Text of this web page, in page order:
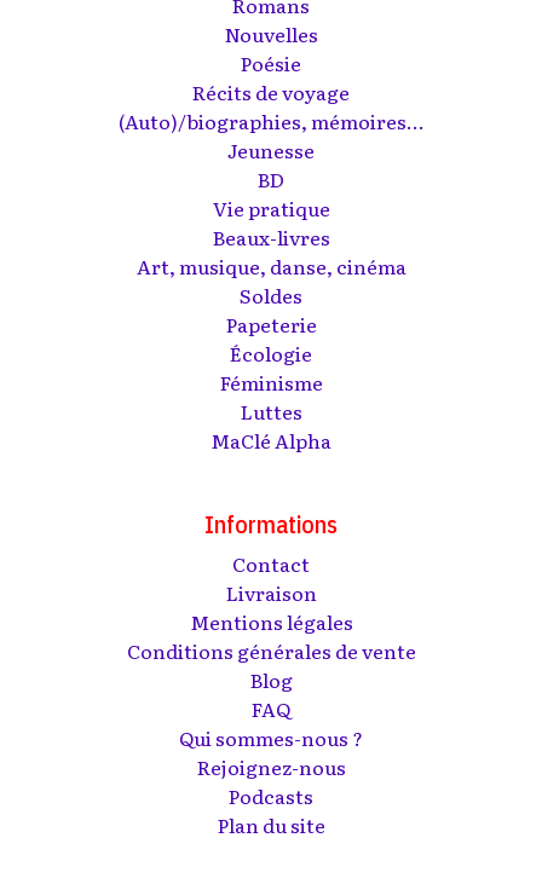
Nouvelles
Poésie
Récits de voyage
(Auto)/biographies, mémoires...
Jeunesse
BD
Vie pratique
Beaux-livres
Art, musique, danse, cinéma
Soldes
Papeterie
Écologie
Féminisme
Luttes
MaClé Alpha
Informations
Contact
Livraison
Mentions légales
Conditions générales de vente
Blog
FAQ
Qui sommes-nous ?
Rejoignez-nous
Podcasts
Plan du site